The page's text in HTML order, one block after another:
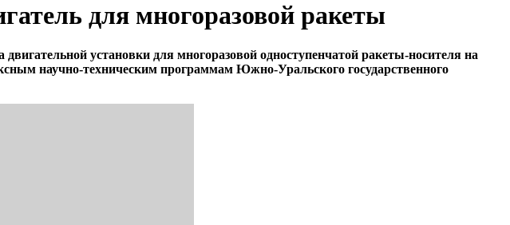
для многоразовой ракеты
установки для многоразовой одноступенчатой ракеты-носителя на
научно-техническим программам Южно-Уральского государственного